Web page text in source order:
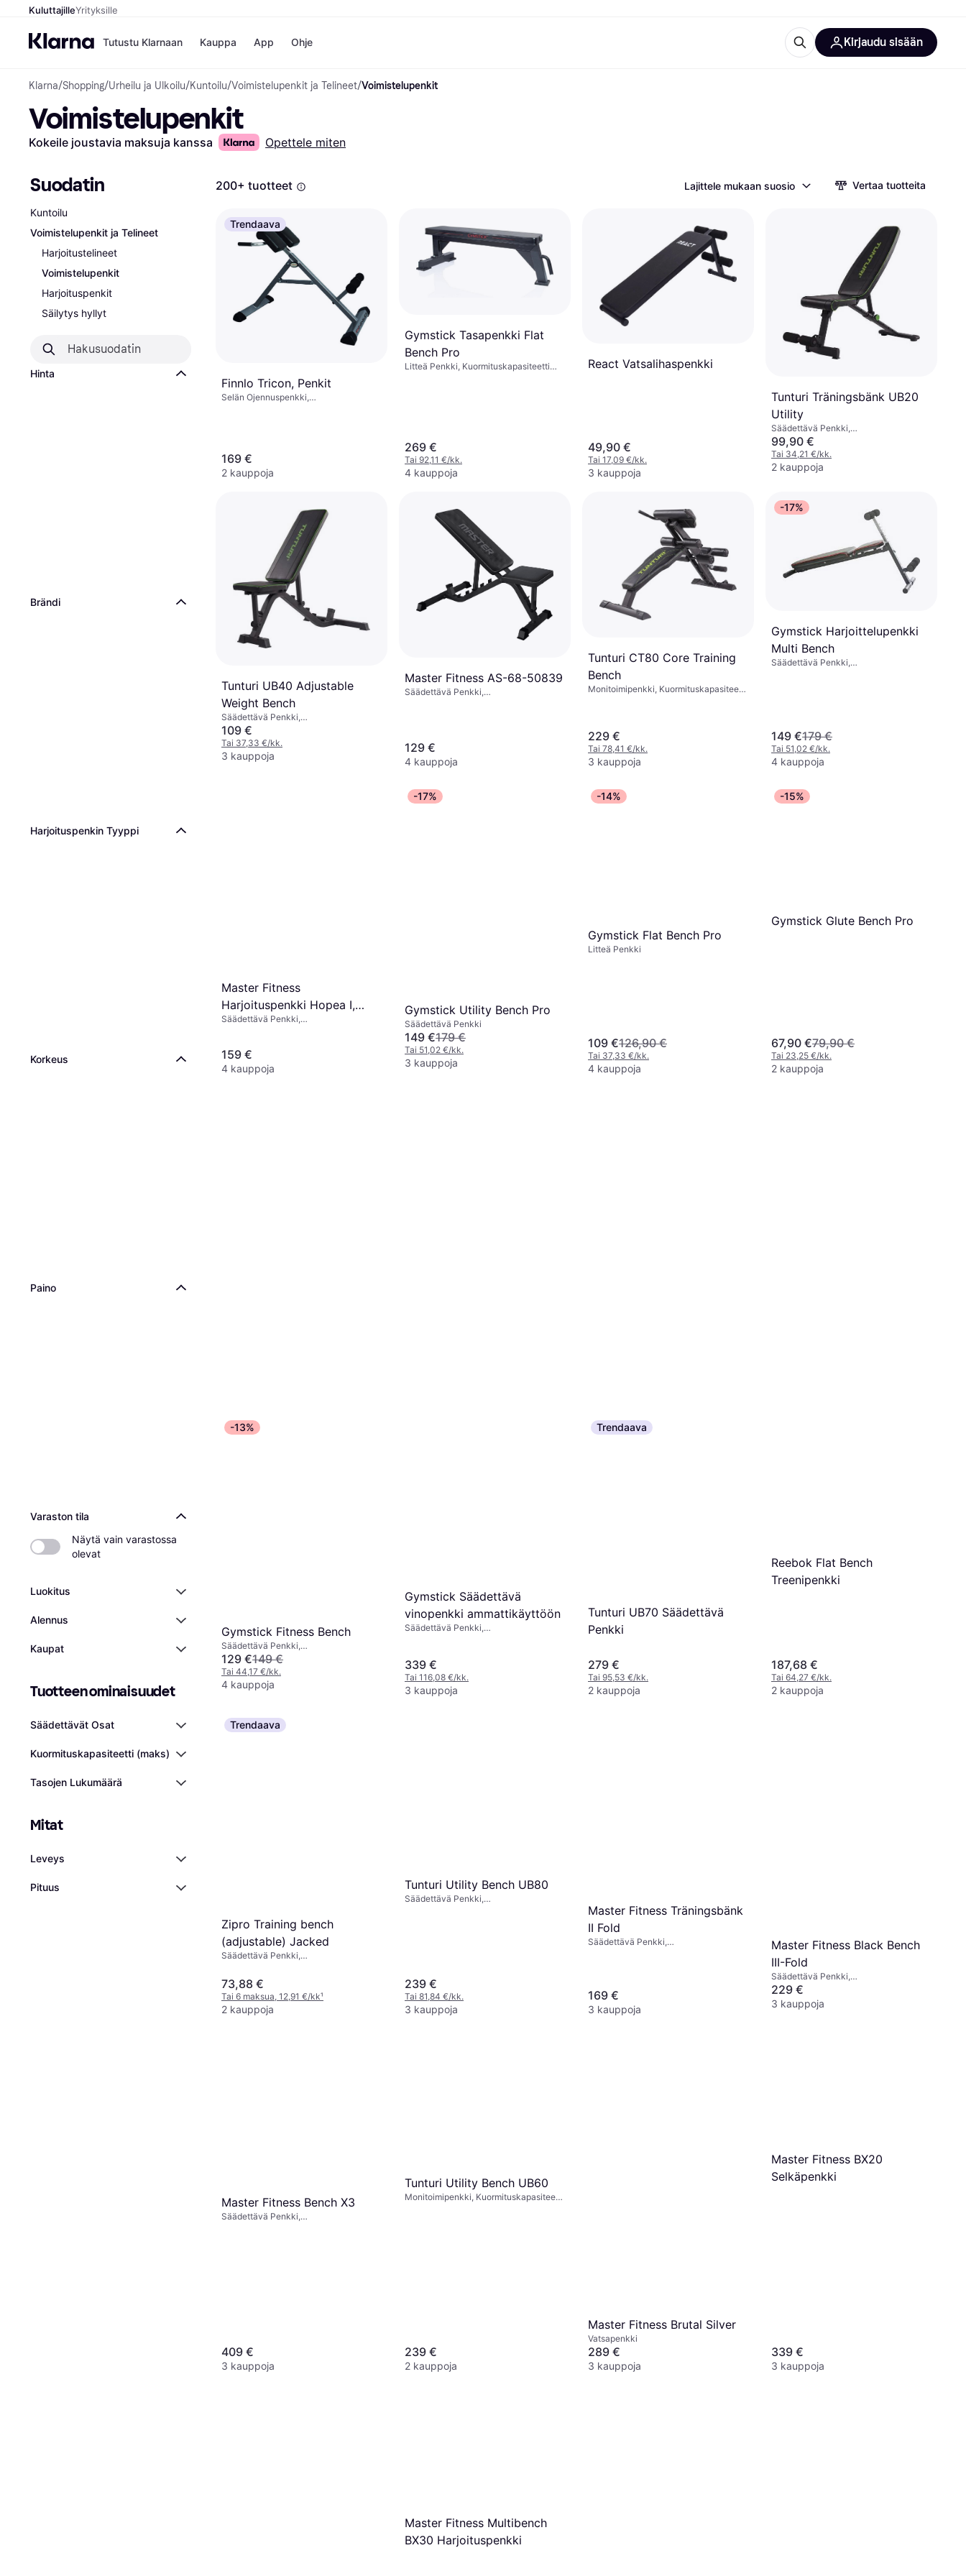
KuluttajilleYrityksille
Tutustu Klarnaan
Maksuvaihtoehdot
Maksa 30 päivän
kuluessa
MobilePay
Ostokset ja palkinnot
Kauppa
Kaupat
H&M
Peten Koiratarvike
Kauppahakemisto
Shoppaile ja vertaa hintoja
App Ohje Kirjaudu sisään
Klarna/Shopping/Urheilu ja Ulkoilu/Kuntoilu/Voimistelupenkit ja Telineet/Voimistelupenkit
Voimistelupenkit
Kokeile joustavia maksuja kanssa Opettele miten
Suodatin
Kuntoilu
Voimistelupenkit ja Telineet
Harjoitustelineet
Voimistelupenkit
Harjoituspenkit
Säilytys hyllyt
Hinta
Brändi
Harjoituspenkin Tyyppi
Korkeus
Paino
Varaston tila
Näytä vain varastossa
olevat
Luokitus
Alennus
Kaupat
Tuotteen ominaisuudet
Säädettävät Osat
Kuormituskapasiteetti (maks)
Tasojen Lukumäärä
Mitat
Leveys
Pituus
200+ tuotteet Lajittele mukaan suosio Vertaa tuotteita
Trendaava
Finnlo Tricon, Penkit
Selän Ojennuspenkki,
169 €
2 kauppoja
Gymstick Tasapenkki Flat
Bench Pro
Litteä Penkki, Kuormituskapasiteetti
269 €
Tai 92,11 €/kk.
4 kauppoja
React Vatsalihaspenkki
49,90 €
Tai 17,09 €/kk.
3 kauppoja
Tunturi Träningsbänk UB20
Utility
Säädettävä Penkki,
Kuormituskapasiteetti (maks) 120 kg
99,90 €
Tai 34,21 €/kk.
2 kauppoja
Tunturi UB40 Adjustable
Weight Bench
Säädettävä Penkki,
Kuormituskapasiteetti (maks) 200 kg
109 €
Tai 37,33 €/kk.
3 kauppoja
Master Fitness AS-68-50839
Säädettävä Penkki,
129 €
4 kauppoja
Tunturi CT80 Core Training
Bench
Monitoimipenkki, Kuormituskapasiteetti
229 €
Tai 78,41 €/kk.
3 kauppoja
-17%
Gymstick Harjoittelupenkki
Multi Bench
Säädettävä Penkki,
149 €179 €
Tai 51,02 €/kk.
4 kauppoja
Master Fitness
Harjoituspenkki Hopea I,
Penkit
Säädettävä Penkki,
159 €
4 kauppoja
-17%
Gymstick Utility Bench Pro
Säädettävä Penkki
149 €179 €
Tai 51,02 €/kk.
3 kauppoja
-14%
Gymstick Flat Bench Pro
Litteä Penkki
109 €126,90 €
Tai 37,33 €/kk.
4 kauppoja
-15%
Gymstick Glute Bench Pro
67,90 €79,90 €
Tai 23,25 €/kk.
2 kauppoja
-13%
Gymstick Fitness Bench
Säädettävä Penkki,
Kuormituskapasiteetti (maks) 180 kg
129 €149 €
Tai 44,17 €/kk.
4 kauppoja
Gymstick Säädettävä
vinopenkki ammattikäyttöön
Säädettävä Penkki,
339 €
Tai 116,08 €/kk.
3 kauppoja
Trendaava
Tunturi UB70 Säädettävä
Penkki
279 €
Tai 95,53 €/kk.
2 kauppoja
Reebok Flat Bench
Treenipenkki
187,68 €
Tai 64,27 €/kk.
2 kauppoja
Trendaava
Zipro Training bench
(adjustable) Jacked
Säädettävä Penkki,
73,88 €
Tai 6 maksua, 12,91 €/kk¹
2 kauppoja
Tunturi Utility Bench UB80
Säädettävä Penkki,
239 €
Tai 81,84 €/kk.
3 kauppoja
Master Fitness Träningsbänk
II Fold
Säädettävä Penkki,
169 €
3 kauppoja
Master Fitness Black Bench
III-Fold
Säädettävä Penkki,
Kuormituskapasiteetti (maks) 250 kg
229 €
3 kauppoja
Master Fitness Bench X3
Säädettävä Penkki,
409 €
3 kauppoja
Tunturi Utility Bench UB60
Monitoimipenkki, Kuormituskapasiteetti
239 €
2 kauppoja
Master Fitness Brutal Silver
Vatsapenkki
289 €
3 kauppoja
Master Fitness BX20
Selkäpenkki
339 €
3 kauppoja
Master Fitness Multibench
BX30 Harjoituspenkki